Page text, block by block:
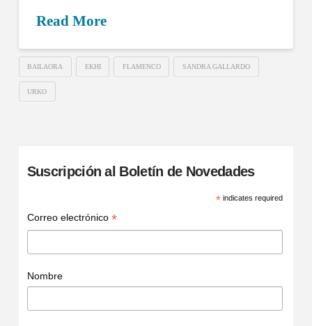
Read More
BAILAORA EKHI FLAMENCO SANDRA GALLARDO
URKO
Suscripción al Boletín de Novedades
*indicates required
Correo electrónico *
Nombre